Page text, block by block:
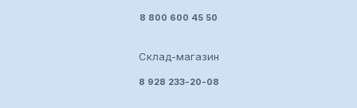
8 800 600 45 50
Склад-магазин
8 928 233-20-08